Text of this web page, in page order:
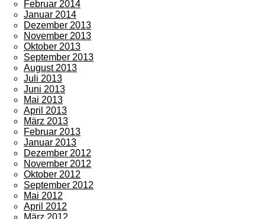
Februar 2014
Januar 2014
Dezember 2013
November 2013
Oktober 2013
September 2013
August 2013
Juli 2013
Juni 2013
Mai 2013
April 2013
März 2013
Februar 2013
Januar 2013
Dezember 2012
November 2012
Oktober 2012
September 2012
Mai 2012
April 2012
März 2012